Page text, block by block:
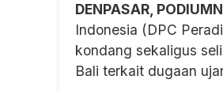
DENPASAR,
Indonesia (DPC
kondang sekaligus
Bali terkait dugaan